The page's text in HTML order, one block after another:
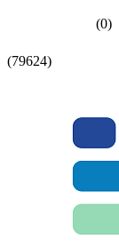
(0)
(79624)